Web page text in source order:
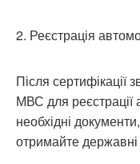
2. Реєстрація
Після сертифікації
МВС для реєстрації
необхідні
отримайте